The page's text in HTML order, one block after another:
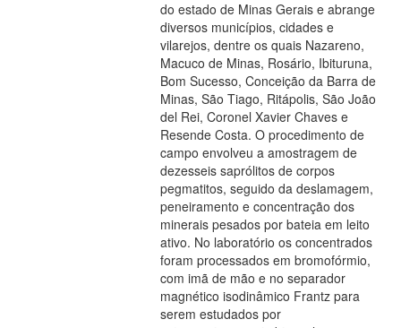
do estado de Minas Gerais e abrange
diversos municípios, cidades e
vilarejos, dentre os quais Nazareno,
Macuco de Minas, Rosário, Ibituruna,
Bom Sucesso, Conceição da Barra de
Minas, São Tiago, Ritápolis, São João
del Rei, Coronel Xavier Chaves e
Resende Costa. O procedimento de
campo envolveu a amostragem de
dezesseis saprólitos de corpos
pegmatitos, seguido da deslamagem,
peneiramento e concentração dos
minerais pesados por bateia em leito
ativo. No laboratório os concentrados
foram processados em bromofórmio,
com imã de mão e no separador
magnético isodinâmico Frantz para
serem estudados por